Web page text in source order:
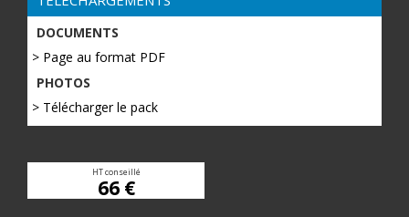
DOCUMENTS
> Page au format PDF
PHOTOS
> Télécharger le pack
HT conseillé
66 €